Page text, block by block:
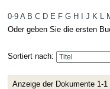
0-9 A B C D E F G H J K L
Oder geben Sie die ersten
Sortiert nach:
Anzeige der Dokumente 1-1